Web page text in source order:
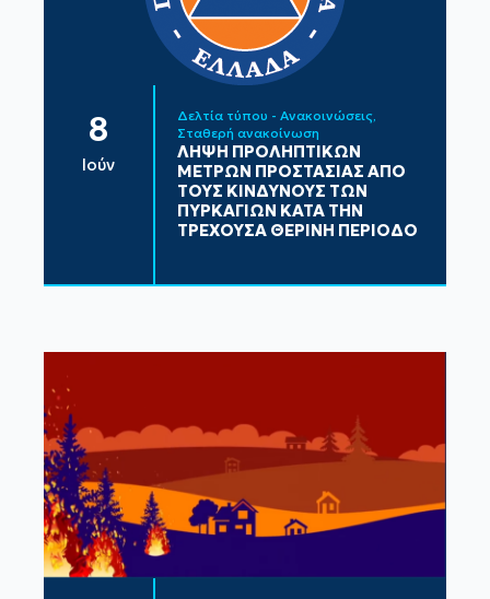
8
Ιούν
Δελτία τύπου - Ανακοινώσεις
Σταθερή ανακοίνωση
ΛΗΨΗ ΠΡΟΛΗΠΤΙΚΩΝ
ΜΕΤΡΩΝ ΠΡΟΣΤΑΣΙΑΣ ΑΠΟ
ΤΟΥΣ ΚΙΝΔΥΝΟΥΣ ΤΩΝ
ΠΥΡΚΑΓΙΩΝ ΚΑΤΑ ΤΗΝ
ΤΡΕΧΟΥΣΑ ΘΕΡΙΝΗ ΠΕΡΙΟΔΟ